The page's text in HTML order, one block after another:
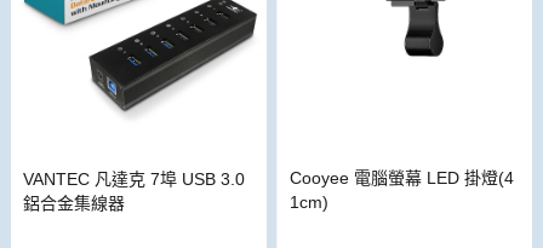
VANTEC 凡達克 7埠 USB 3.0
鋁合金集線器
Cooyee 電腦螢幕 LED 掛燈(4
1cm)